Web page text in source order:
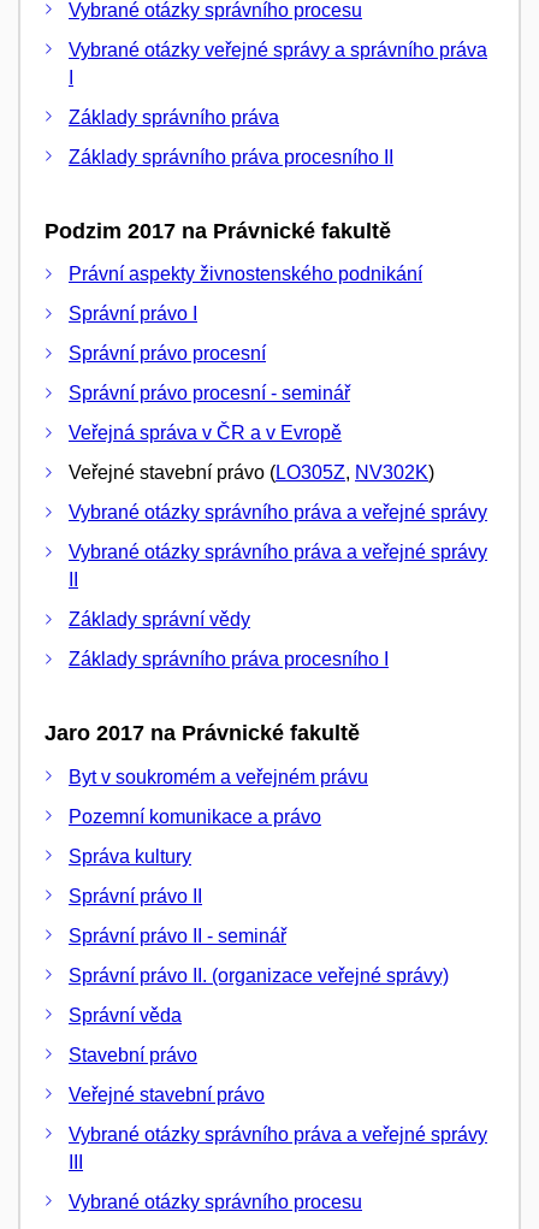
Vybrané otázky správního procesu
Vybrané otázky veřejné správy a správního práva
Základy správního práva
Základy správního práva procesního II
Podzim 2017 na Právnické fakultě
Právní aspekty živnostenského podnikání
Správní právo I
Správní právo procesní
Správní právo procesní - seminář
Veřejná správa v ČR a v Evropě
Veřejné stavební právo (LO305Z, NV302K)
Vybrané otázky správního práva a veřejné správy
Vybrané otázky správního práva a veřejné správy
Základy správní vědy
Základy správního práva procesního I
Jaro 2017 na Právnické fakultě
Byt v soukromém a veřejném právu
Pozemní komunikace a právo
Správa kultury
Správní právo II
Správní právo II - seminář
Správní právo II. (organizace veřejné správy)
Správní věda
Stavební právo
Veřejné stavební právo
Vybrané otázky správního práva a veřejné správy
Vybrané otázky správního procesu